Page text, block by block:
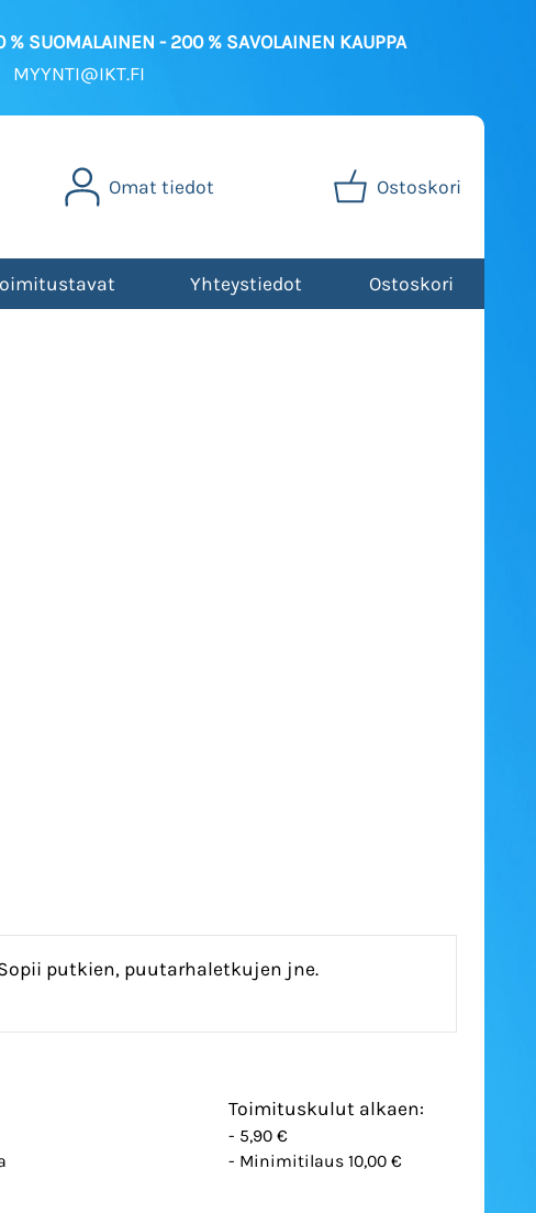
% SUOMALAINEN - 200 % SAVOLAINEN KAUPPA
MYYNTI@IKT.FI
Omat tiedot Ostoskori
Yhteystiedot Ostoskori
putkien, puutarhaletkujen jne.
Toimituskulut alkaen:
- 5,90 €
- Minimitilaus 10,00 €